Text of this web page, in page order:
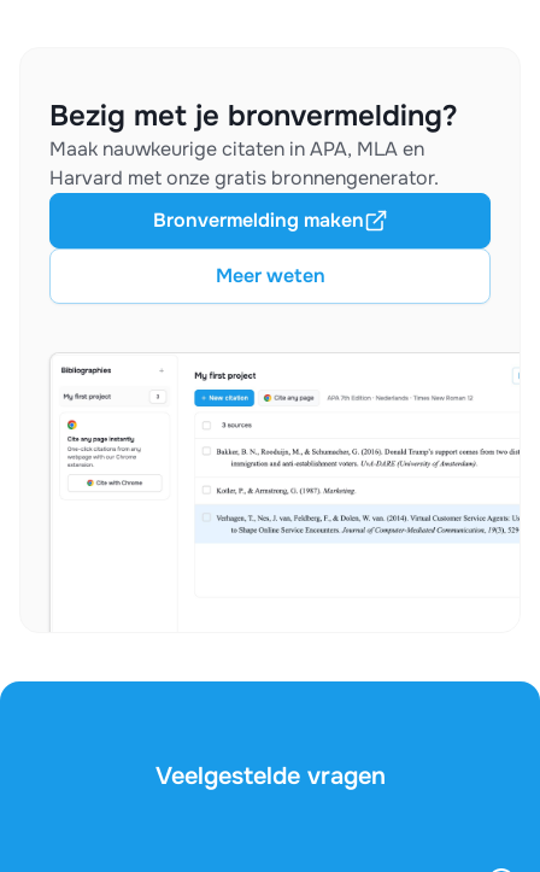
Bezig met je bronvermelding?
Maak nauwkeurige citaten in APA, MLA en
Harvard met onze gratis bronnengenerator.
Meer weten
Bronvermelding maken
Veelgestelde vragen